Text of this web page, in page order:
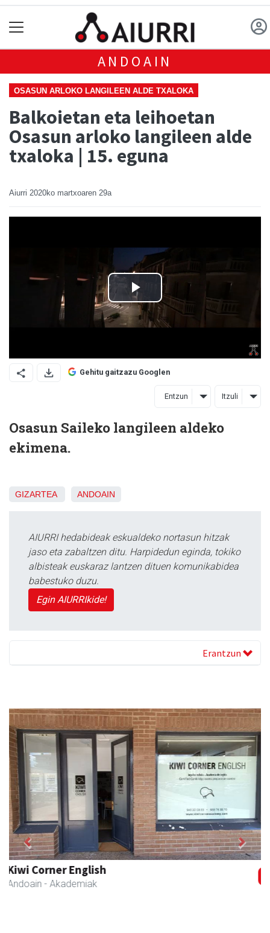
ANDOAIN
OSASUN ARLOKO LANGILEEN ALDE TXALOKA
Balkoietan eta leihoetan
Osasun arloko langileen alde
txaloka | 15. eguna
Aiurri 2020ko martxoaren 29a
Gehitu gaitzazu Googlen
Entzun Itzuli
Osasun Saileko langileen aldeko
ekimena.
GIZARTEA ANDOAIN
AIURRI hedabideak eskualdeko nortasun hitzak
jaso eta zabaltzen ditu. Harpidedun eginda, tokiko
albisteak euskaraz lantzen dituen komunikabidea
babestuko duzu.
Egin AIURRIkide!
Erantzun
Francisco Mendikute
Andoain - Harategiak
Previous Next